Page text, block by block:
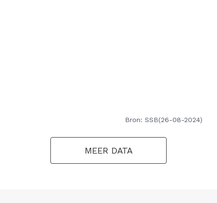
Bron: SSB(26-08-2024)
MEER DATA